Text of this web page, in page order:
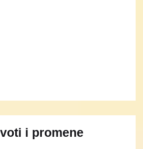
i promene